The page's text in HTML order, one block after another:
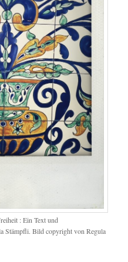
: Ein Text und
Stämpfli. Bild copyright von Regula